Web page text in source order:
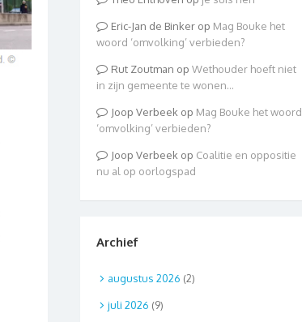
Eric-Jan de Binkerop Mag Bouke het
woord ‘omvolking’ verbieden?
Rut Zoutman op Wethouder hoeft niet
in zijn gemeente te wonen…
Joop Verbeek op Mag Bouke het woord
‘omvolking’ verbieden?
Joop Verbeek op Coalitie en oppositie
nu al op oorlogspad
Archief
augustus 2026 (2)
juli 2026 (9)